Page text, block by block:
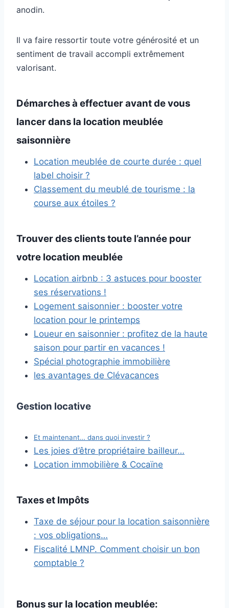
anodin.
Il va faire ressortir toute votre générosité et un
sentiment de travail accompli extrêmement
valorisant.
Démarches à effectuer avant de vous
lancer dans la location meublée
saisonnière
Location meublée de courte durée : quel
label choisir ?
Classement du meublé de tourisme : la
course aux étoiles ?
Trouver des clients toute l’année pour
votre location meublée
Location airbnb : 3 astuces pour booster
ses réservations !
Logement saisonnier : booster votre
location pour le printemps
Loueur en saisonnier : profitez de la haute
saison pour partir en vacances !
Spécial photographie immobilière
les avantages de Clévacances
Gestion locative
Et maintenant… dans quoi investir ?
Les joies d’être propriétaire bailleur…
Location immobilière & Cocaïne
Taxes et Impôts
Taxe de séjour pour la location saisonnière
: vos obligations…
Fiscalité LMNP. Comment choisir un bon
comptable ?
Bonus sur la location meublée: